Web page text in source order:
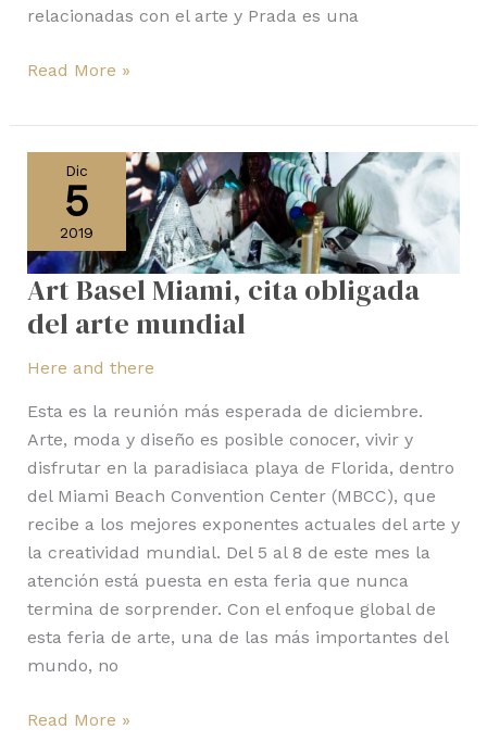
relacionadas con el arte y Prada es una
Read More »
Dic
5
2019
Art Basel Miami, cita obligada
del arte mundial
Here and there
Esta es la reunión más esperada de diciembre.
Arte, moda y diseño es posible conocer, vivir y
disfrutar en la paradisiaca playa de Florida, dentro
del Miami Beach Convention Center (MBCC), que
recibe a los mejores exponentes actuales del arte y
la creatividad mundial. Del 5 al 8 de este mes la
atención está puesta en esta feria que nunca
termina de sorprender. Con el enfoque global de
esta feria de arte, una de las más importantes del
mundo, no
Basel
Miami,
obligada
del
arte
mundial
Read More »